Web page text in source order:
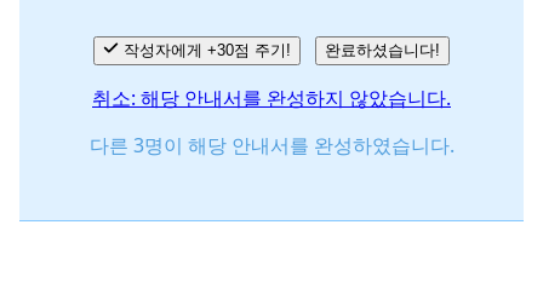
작성자에게 +30점 주기! 완료하셨습니다!
취소: 해당 안내서를 완성하지 않았습니다.
다른 3명이 해당 안내서를 완성하였습니다.